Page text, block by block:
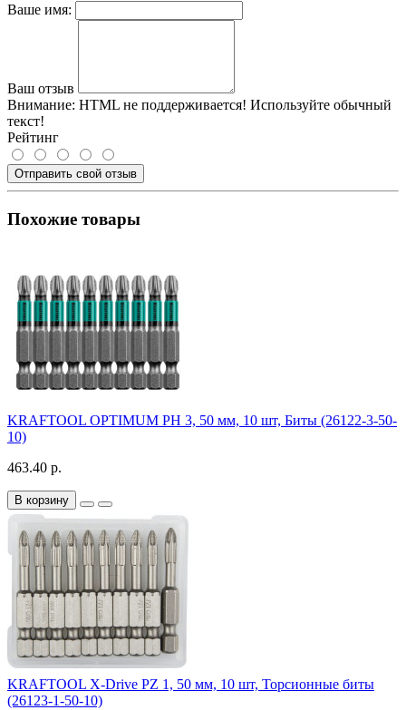
Ваше имя:
Ваш отзыв
Внимание: HTML не поддерживается! Используйте обычный
текст!
Рейтинг
Отправить свой отзыв
Похожие товары
KRAFTOOL OPTIMUM PH 3, 50 мм, 10 шт, Биты (26122-3-50-
10)
463.40 р.
В корзину
KRAFTOOL X-Drive PZ 1, 50 мм, 10 шт, Торсионные биты
(26123-1-50-10)